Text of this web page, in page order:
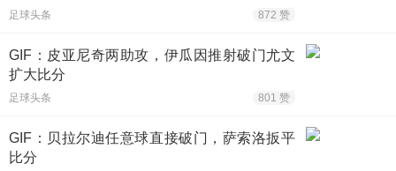
足球头条 872 赞
GIF：皮亚尼奇两助攻，伊瓜因推射破门尤文
扩大比分
足球头条 801 赞
GIF：贝拉尔迪任意球直接破门，萨索洛扳平
比分